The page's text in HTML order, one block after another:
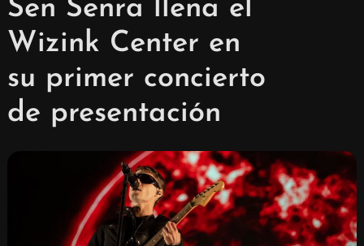
Sen Senra llena el
Wizink Center en
su primer concierto
de presentación